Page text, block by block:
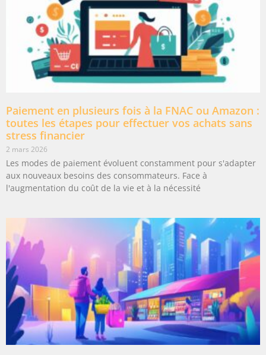
Paiement en plusieurs fois à la FNAC ou Amazon :
toutes les étapes pour effectuer vos achats sans
stress financier
2 mars 2026
Les modes de paiement évoluent constamment pour s'adapter
aux nouveaux besoins des consommateurs. Face à
l'augmentation du coût de la vie et à la nécessité